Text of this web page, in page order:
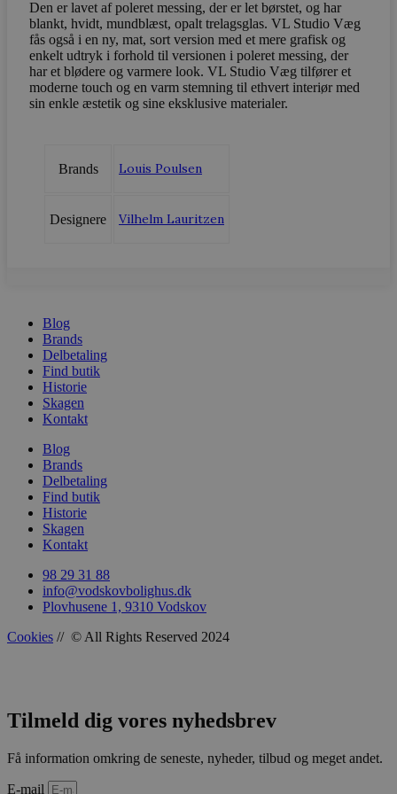
Den er lavet af poleret messing, der er let børstet, og har
blankt, hvidt, mundblæst, opalt trelagsglas. VL Studio Væg
fås også i en ny, mat, sort version med et mere grafisk og
enkelt udtryk i forhold til versionen i poleret messing, der
har et blødere og varmere look. VL Studio Væg tilfører et
moderne touch og en varm stemning til ethvert interiør med
sin enkle æstetik og sine eksklusive materialer.
Brands Louis Poulsen
Designere Vilhelm Lauritzen
Blog
Brands
Delbetaling
Find butik
Historie
Skagen
Kontakt
Blog
Brands
Delbetaling
Find butik
Historie
Skagen
Kontakt
98 29 31 88
info@vodskovbolighus.dk
Plovhusene 1, 9310 Vodskov
Cookies // © All Rights Reserved 2024
Tilmeld dig vores nyhedsbrev
Få information omkring de seneste, nyheder, tilbud og meget andet.
E-mail
Navn
Provider /
CookieScriptConsent
CookieScript
wp_woocommerce_session_[abcdef0123456789]